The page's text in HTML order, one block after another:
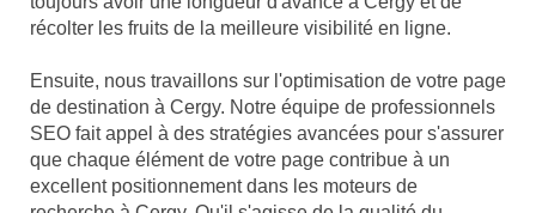
récolter les fruits de la meilleure visibilité en ligne.
Ensuite, nous travaillons sur l'optimisation de votre page
de destination à Cergy. Notre équipe de professionnels
SEO fait appel à des stratégies avancées pour s'assurer
que chaque élément de votre page contribue à un
excellent positionnement dans les moteurs de